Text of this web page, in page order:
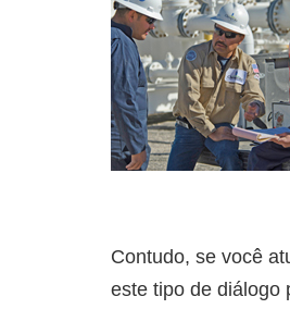
Contudo, se você
este tipo de diálogo